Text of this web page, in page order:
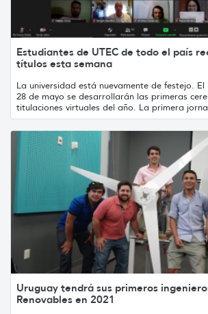
Estudiantes de UTEC de todo el país
títulos esta semana
La universidad está nuevamente de festejo. El
28 de mayo se desarrollarán las primeras
titulaciones virtuales del año. La primera
Uruguay tendrá sus primeros
Renovables en 2021